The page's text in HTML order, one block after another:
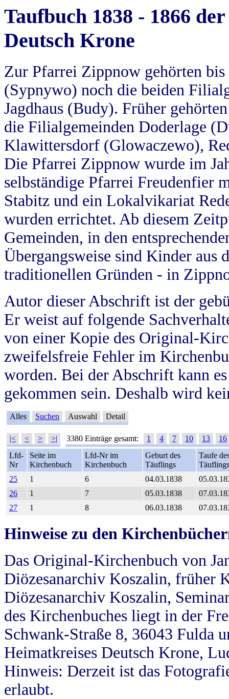
Taufbuch 1838 - 1866
Deutsch Krone
Zur Pfarrei Zippnow gehörten
(Sypnywo) noch die beiden
Jagdhaus (Budy). Früher
die Filialgemeinden Doderlage
Klawittersdorf (Glowaczewo),
Die Pfarrei Zippnow wurde im
selbständige Pfarrei Freudenfier
Stabitz und ein Lokalvikariat
wurden errichtet. Ab diesem
Gemeinden, in den
Übergangsweise sind Kinder aus
traditionellen Gründen - in
Autor dieser Abschrift ist der
Er weist auf folgende
von einer Kopie des Original-
zweifelsfreie Fehler im
worden. Bei der Abschrift kann
gekommen sein. Deshalb wird
Alles Suchen Auswahl Detail
|< < > >| 3380 Einträge gesamt: 1 4 7 10 13
16
Lfd-
Nr
Seite im
Kirchenbuch
Lfd-Nr im
Kirchenbuch
Geburt des
Täuflings
Taufe
Täuflings
25
1 6 04.03.1838
26
1 7 05.03.1838
27
1 8 06.03.1838
Hinweise zu den
Das Original-Kirchenbuch von
Diözesanarchiv Koszalin, früher
Diözesanarchiv Koszalin,
des Kirchenbuches liegt in der
Schwank-Straße 8, 36043 Fulda
Heimatkreises Deutsch Krone,
Hinweis: Derzeit ist das
erlaubt.